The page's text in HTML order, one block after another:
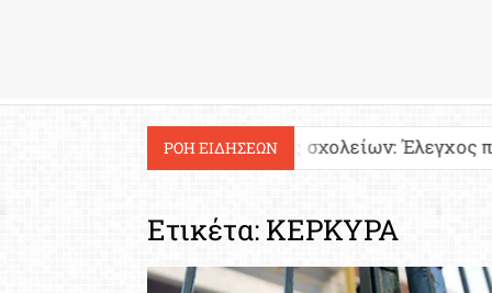
ΡΟΗ ΕΙΔΗΣΕΩΝ
Ιστοσελίδες σχολείων: Έλεγχος περιεχομένου
Ετικέτα: ΚΕΡΚΥΡΑ